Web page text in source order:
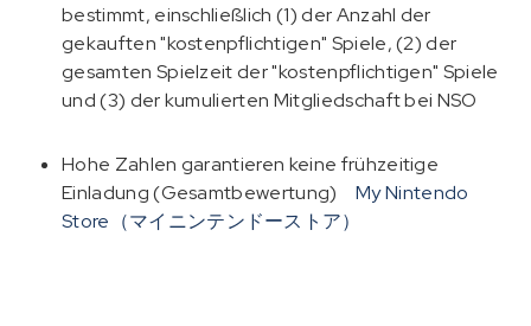
bestimmt, einschließlich (1) der Anzahl der
gekauften "kostenpflichtigen" Spiele, (2) der
gesamten Spielzeit der "kostenpflichtigen" Spiele
und (3) der kumulierten Mitgliedschaft bei NSO
Hohe Zahlen garantieren keine frühzeitige
Einladung (Gesamtbewertung)
My Nintendo
Store（マイニンテンドーストア）